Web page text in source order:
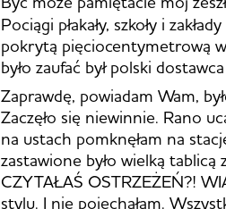
Pociągi płakały, szkoły i
pokrytą pięciocentymetrową
było zaufać był polski
Zaprawdę, powiadam Wam,
Zaczęło się niewinnie. Rano
na ustach pomknęłam na
zastawione było wielką tablicą
CZYTAŁAŚ OSTRZEŻEŃ?!
stylu. I nie pojechałam.